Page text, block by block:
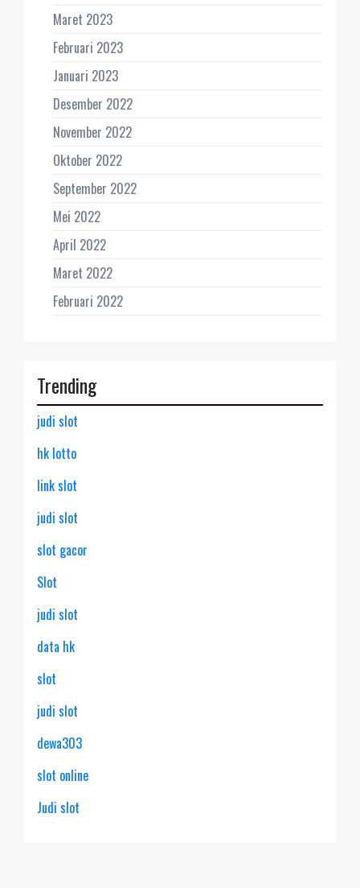
Maret 2023
Februari 2023
Januari 2023
Desember 2022
November 2022
Oktober 2022
September 2022
Mei 2022
April 2022
Maret 2022
Februari 2022
Trending
judi slot
hk lotto
link slot
judi slot
slot gacor
Slot
judi slot
data hk
slot
judi slot
dewa303
slot online
Judi slot